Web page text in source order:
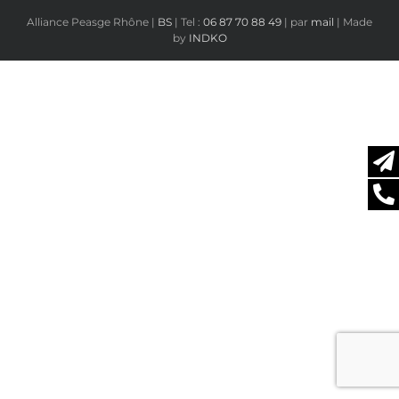
Alliance Peasge Rhône | BS | Tel : 06 87 70 88 49 | par mail | Made
by INDKO